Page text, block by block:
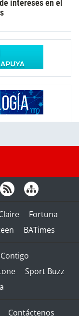
intereses en el
Fortuna
BATimes
Contigo
Sport Buzz
Contáctenos